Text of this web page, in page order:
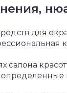
для
салона